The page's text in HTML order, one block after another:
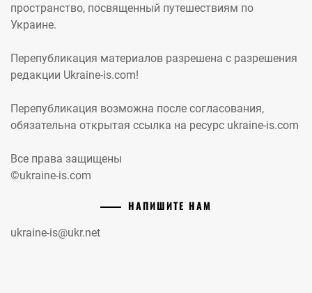
пространство, посвященный путешествиям по
Украине.
Перепубликация материалов разрешена с разрешения
редакции Ukraine-is.com!
Перепубликация возможна после согласования,
обязательна открытая ссылка на ресурс ukraine-is.com
Все права защищены
©ukraine-is.com
НАПИШИТЕ НАМ
ukraine-is@ukr.net